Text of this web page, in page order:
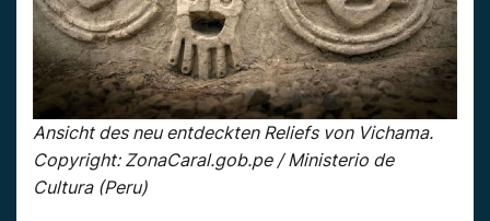
Ansicht des neu entdeckten Reliefs von Vichama.
Copyright: ZonaCaral.gob.pe / Ministerio de
Cultura (Peru)